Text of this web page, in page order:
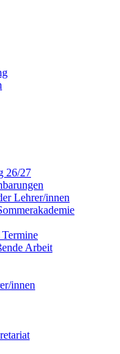
26/27
Lehrer/innen
Arbeit
innen